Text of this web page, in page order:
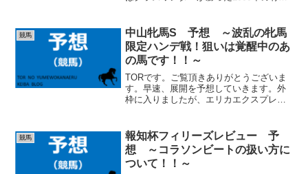
入していました。差し切ったかのように
見えましたが（武豊...
競馬
中山牝馬S 予想 ～波乱の牝馬
限定ハンデ戦！狙いは覚醒中のあ
の馬です！！～
TORです。ご覧頂きありがとうございま
す。早速、展開を予想していきます。外
枠に入りましたが、エリカエクスプレス
はないとは思います。武豊騎手が主導権
を握るとなれば、絶妙な...
競馬
報知杯フィリーズレビュー 予
想 ～コラソンビートの扱い方に
ついて！！～